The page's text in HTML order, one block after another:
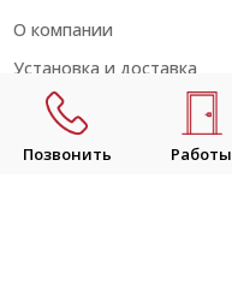
Позвонить Работы
О компании
Установка и доставка
Услуги